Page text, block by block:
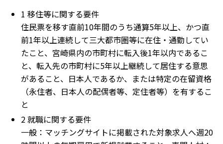
1 移住等に関する要件
住民票を移す直前10年間のうち通算5年以上、かつ直
前1年以上連続して三大都市圏等に在住・通勤してい
たこと、宮崎県内の市町村に転入後1年以内であるこ
と、転入先の市町村に5年以上継続して居住する意思
があること、日本人であるか、または特定の在留資格
（永住者、日本人の配偶者等、定住者等）を有するこ
と
2 就職に関する要件
一般：マッチングサイトに掲載された対象求人へ週20